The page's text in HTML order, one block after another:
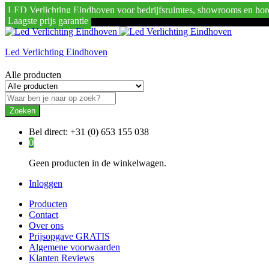
LED Verlichting Eindhoven voor bedrijfsruimtes, showrooms en
Laagste prijs garantie
Led Verlichting Eindhoven
Alle producten
Zoeken
Bel direct: +31 (0) 653 155 038
0
Geen producten in de winkelwagen.
Inloggen
Producten
Contact
Over ons
Prijsopgave GRATIS
Algemene voorwaarden
Klanten Reviews